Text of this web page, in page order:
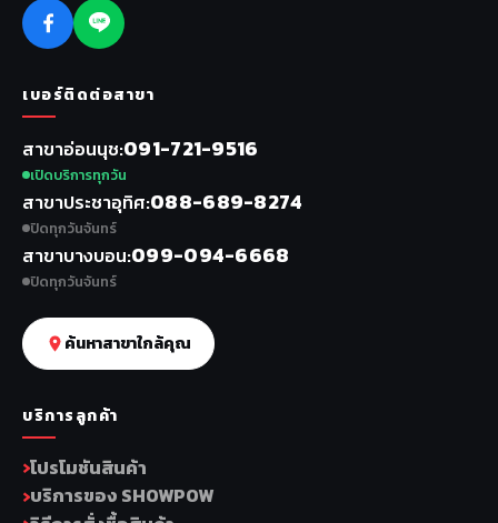
เบอร์ติดต่อสาขา
สาขาอ่อนนุช 091-721-9516
เปิดบริการทุกวัน
สาขาประชาอุทิศ 088-689-8274
ปิดทุกวันจันทร์
สาขาบางบอน 099-094-6668
ปิดทุกวันจันทร์
ค้นหาสาขาใกล้คุณ
บริการลูกค้า
โปรโมชันสินค้า
บริการของ SHOWPOW